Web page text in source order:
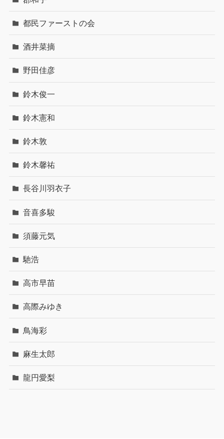
都民ファーストの会
酒井菜摘
野田佳彦
鈴木俊一
鈴木憲和
鈴木敦
鈴木馨祐
長谷川羽衣子
音喜多駿
須藤元気
馳浩
高市早苗
高際みゆき
鳥海彩
麻生太郎
龍円愛梨